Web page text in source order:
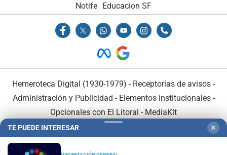
Notife Educacion SF
Hemeroteca Digital (1930-1979) - Receptorías de avisos -
Administración y Publicidad - Elementos institucionales-
Opcionales con El Litoral - MediaKit
TE PUEDE INTERESAR ✕